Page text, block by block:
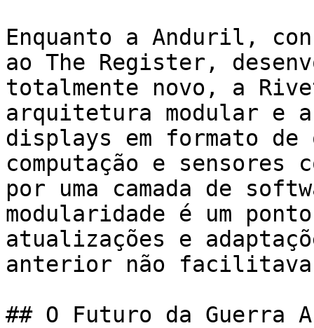
Enquanto a Anduril,
ao The Register,
totalmente novo, a
arquitetura modular e
displays em formato de
computação e
por uma camada de
modularidade é um
atualizações e
anterior não
## O Futuro da Guerra